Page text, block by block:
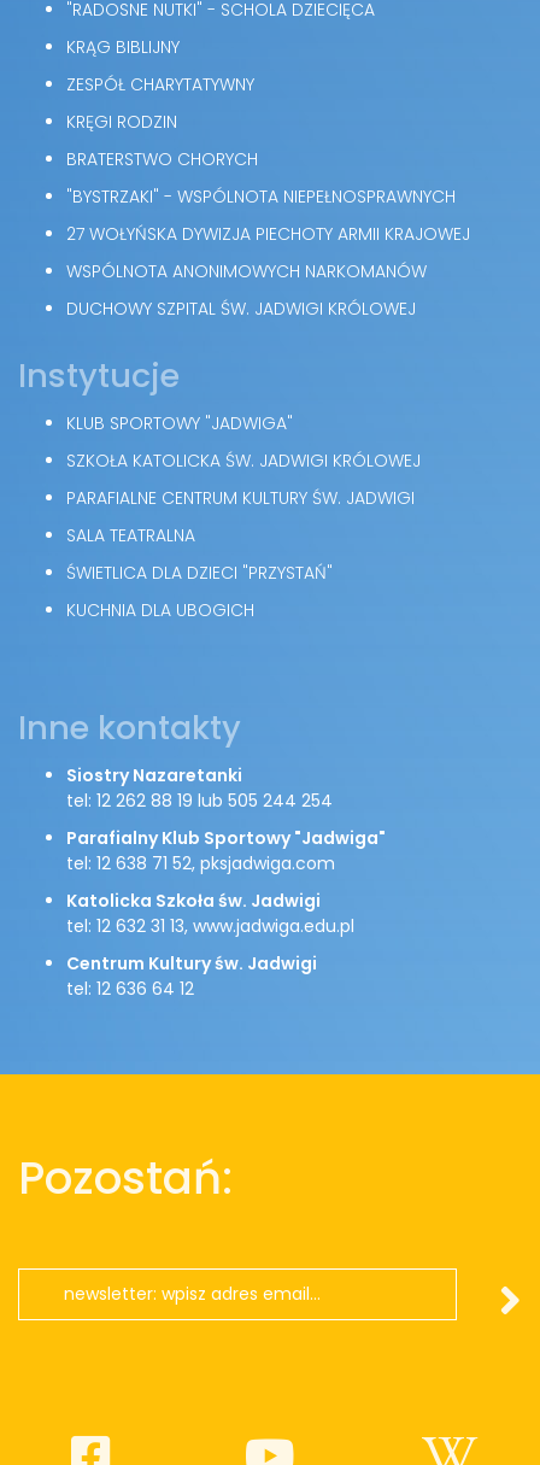
"RADOSNE NUTKI" - SCHOLA DZIECIĘCA
KRĄG BIBLIJNY
ZESPÓŁ CHARYTATYWNY
KRĘGI RODZIN
BRATERSTWO CHORYCH
"BYSTRZAKI" - WSPÓLNOTA NIEPEŁNOSPRAWNYCH
27 WOŁYŃSKA DYWIZJA PIECHOTY ARMII KRAJOWEJ
WSPÓLNOTA ANONIMOWYCH NARKOMANÓW
DUCHOWY SZPITAL ŚW. JADWIGI KRÓLOWEJ
Instytucje
KLUB SPORTOWY "JADWIGA"
SZKOŁA KATOLICKA ŚW. JADWIGI KRÓLOWEJ
PARAFIALNE CENTRUM KULTURY ŚW. JADWIGI
SALA TEATRALNA
ŚWIETLICA DLA DZIECI "PRZYSTAŃ"
KUCHNIA DLA UBOGICH
Inne kontakty
Siostry Nazaretanki
tel: 12 262 88 19 lub 505 244 254
Parafialny Klub Sportowy "Jadwiga"
tel: 12 638 71 52, pksjadwiga.com
Katolicka Szkoła św. Jadwigi
tel: 12 632 31 13, www.jadwiga.edu.pl
Centrum Kultury św. Jadwigi
tel: 12 636 64 12
Pozostań: